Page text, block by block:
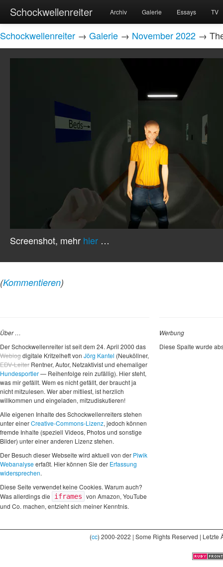
Schockwellenreiter Archiv Galerie Essays TV
Schockwellenreiter → Galerie → November 2022 →
Screenshot, mehr hier …
(Kommentieren)
Über …
Der Schockwellenreiter ist seit dem 24. April 2000 das
Weblogdigitale Kritzelheft von Jörg Kantel (Neuköllner,
EDV-Leiter Rentner, Autor, Netzaktivist und ehemaliger
Hundesportler— Reihenfolge rein zufällig). Hier steht,
was mir gefällt. Wem es nicht gefällt, der braucht ja
nicht mitzulesen. Wer aber mitliest, ist herzlich
willkommen und eingeladen, mitzudiskutieren!
Alle eigenen Inhalte des Schockwellenreiters stehen
unter einerCreative-Commons-Lizenz, jedoch können
fremde Inhalte (speziell Videos, Photos und sonstige
Bilder) unter einer anderen Lizenz stehen.
Der Besuch dieser Webseite wird aktuell von der Piwik
Webanalyseerfaßt. Hier können Sie der Erfassung
widersprechen.
Diese Seite verwendet keine Cookies. Warum auch?
Was allerdings die
iframes von Amazon, YouTube
und Co. machen, entzieht sich meiner Kenntnis.
Werbung
Diese Spalte wurde
(cc) 2000-2022 | Some Rights Reserved |